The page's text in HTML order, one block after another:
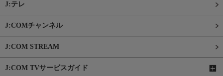
J:テレ
J:COMチャンネル
J:COM STREAM
J:COM TVサービスガイド